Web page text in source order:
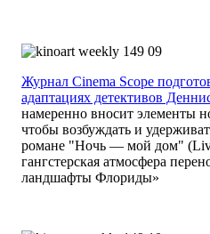
Журнал Cinema Scope
адаптациях детективов
намеренно вносит элементы
чтобы возбуждать и
романе "Ночь — мой дом"
гангстерская атмосфера
ландшафты Флориды»